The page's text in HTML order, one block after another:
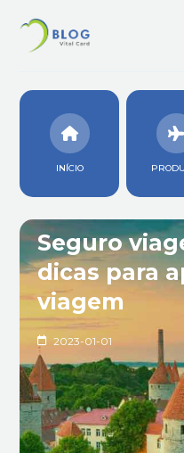
INÍCIO
Seguro
dicas para
viagem
2023-01-01